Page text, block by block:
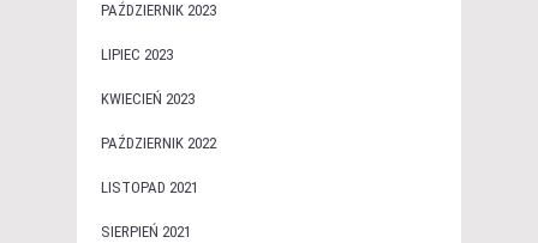
PAŹDZIERNIK 2023
LIPIEC 2023
KWIECIEŃ 2023
PAŹDZIERNIK 2022
LISTOPAD 2021
SIERPIEŃ 2021